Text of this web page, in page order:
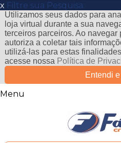
x Filtre sua Pesquisa:
Utilizamos seus dados para
loja virtual durante a sua
terceiros parceiros. Ao
autoriza a coletar tais
utilizá-las para estas
acesse nossa Política de
Entendi
Menu